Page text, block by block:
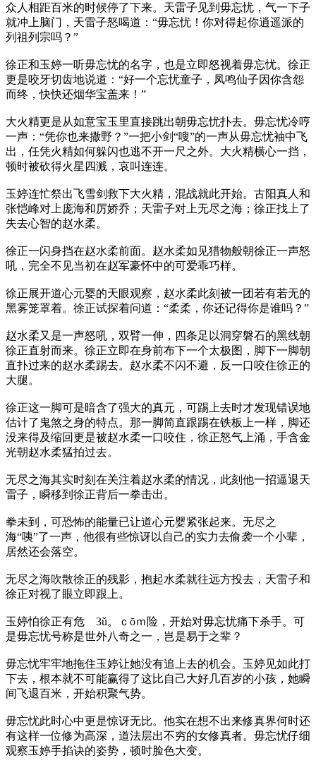
众人相距百米的时候停了下来。天雷子见到毋忘忧，气一下子
就冲上脑门，天雷子怒喝道：“毋忘忧！你对得起你逍遥派的
列祖列宗吗？”
徐正和玉婷一听毋忘忧的名字，也是立即怒视着毋忘忧。徐正
更是咬牙切齿地说道：“好一个忘忧童子，凤鸣仙子因你含怨
而终，快快还烟华宝盖来！”
大火精更是从如意宝玉里直接跳出朝毋忘忧扑去。毋忘忧冷哼
一声：“凭你也来撒野？”一把小剑“嗖”的一声从毋忘忧袖中飞
出，任凭火精如何躲闪也逃不开一尺之外。大火精横心一挡，
顿时被砍得火星四溅，哀叫连连。
玉婷连忙祭出飞雪剑救下大火精，混战就此开始。古阳真人和
张恺峰对上庞海和厉娇乔；天雷子对上无尽之海；徐正找上了
失去心智的赵水柔。
徐正一闪身挡在赵水柔前面。赵水柔如见猎物般朝徐正一声怒
吼，完全不见当初在赵军豪怀中的可爱乖巧样。
徐正展开道心元婴的天眼观察，赵水柔此刻被一团若有若无的
黑雾笼罩着。徐正试探着问道：“柔柔，你还记得你是谁吗？”
赵水柔又是一声怒吼，双臂一伸，四条足以洞穿磐石的黑线朝
徐正直射而来。徐正立即在身前布下一个太极图，脚下一脚朝
直扑过来的赵水柔踢去。赵水柔不闪不避，反一口咬住徐正的
大腿。
徐正这一脚可是暗含了强大的真元，可踢上去时才发现错误地
估计了鬼煞之身的特点。那一脚简直跟踢在铁板上一样，脚还
没来得及缩回更是被赵水柔一口咬住，徐正怒气上涌，手含金
光朝赵水柔猛拍过去。
无尽之海其实时刻在关注着赵水柔的情况，此刻他一招逼退天
雷子，瞬移到徐正背后一拳击出。
拳未到，可恐怖的能量已让道心元婴紧张起来。无尽之
海“咦”了一声，他很有些惊讶以自己的实力去偷袭一个小辈，
居然还会落空。
无尽之海吹散徐正的残影，抱起水柔就往远方投去，天雷子和
徐正对视了眼立即跟上。
玉婷怕徐正有危 3ǔ。ｃōｍ险，开始对毋忘忧痛下杀手。可
是毋忘忧号称是世外八奇之一，岂是易于之辈？
毋忘忧牢牢地拖住玉婷让她没有追上去的机会。玉婷见如此打
下去，根本就不可能赢得了这比自己大好几百岁的小孩，她瞬
间飞退百米，开始积聚气势。
毋忘忧此时心中更是惊讶无比。他实在想不出来修真界何时还
有这样一位修为高深，道法层出不穷的女修真者。毋忘忧仔细
观察玉婷手掐诀的姿势，顿时脸色大变。